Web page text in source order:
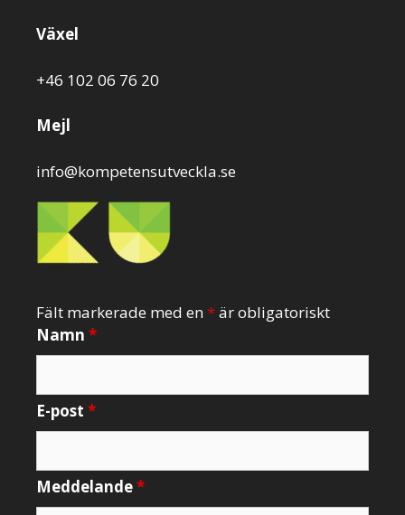
Växel
+46 102 06 76 20
Mejl
info@kompetensutveckla.se
Fält markerade med en*är obligatoriskt
Namn *
E-post *
Meddelande*